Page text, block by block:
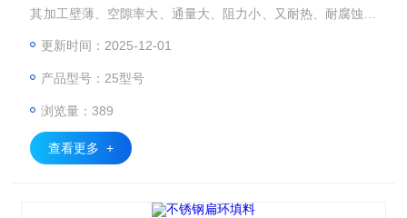
其加工壁薄、空隙率大、通量大、阻力小、又耐热、耐腐蚀、
更新时间：2025-12-01
产品型号：25型号
浏览量：389
查看更多 +